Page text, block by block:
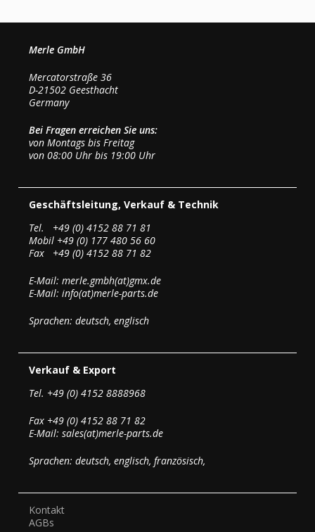
Merle GmbH
Mercatorstraße 36
D-21502 Geesthacht
Germany
Bei Fragen erreichen Sie uns:
von Montags bis Freitag
von 08:00 Uhr bis 19:00 Uhr
Geschäftsleitung, Verkauf & Technik
Tel. +49 (0) 4152 88 71 81
Mobil +49 (0) 177 480 56 60
Fax +49 (0) 4152 88 71 82
E-Mail: merle.gmbh(at)gmx.de
E-Mail: info(at)merle-parts.de
Sprachen: deutsch, englisch
Verkauf & Export
Tel. +49 (0) 4152 8888968
Fax +49 (0) 4152 88 71 82
E-Mail: sales(at)merle-parts.de
Sprachen: deutsch, englisch, französisch,
Kontakt
AGBs